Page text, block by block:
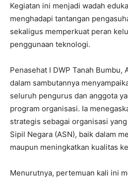
Kegiatan ini menjadi wadah
menghadapi tantangan
sekaligus memperkuat peran
penggunaan teknologi.
Penasehat I DWP Tanah Bumbu,
dalam sambutannya
seluruh pengurus dan anggota
program organisasi. Ia
strategis sebagai organisasi
Sipil Negara (ASN), baik dalam
maupun meningkatkan kualitas
Menurutnya, pertemuan kali ini